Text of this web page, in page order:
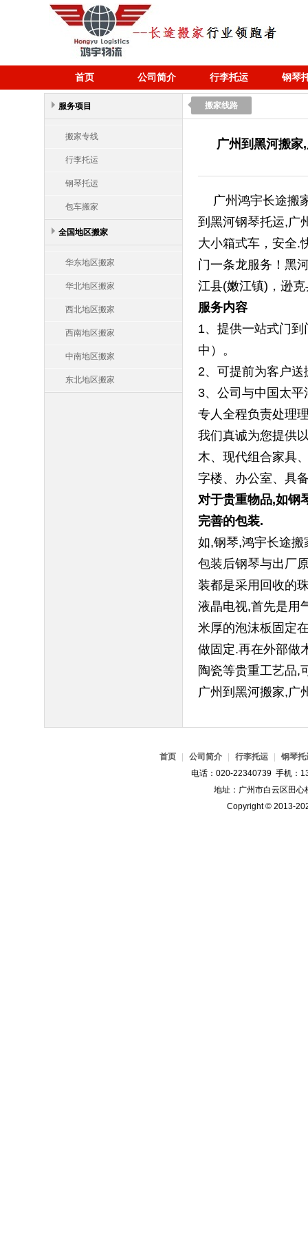
首页 公司简介 行李托运 钢琴
服务项目
搬家专线
行李托运
钢琴托运
包车搬家
全国地区搬家
华东地区搬家
华北地区搬家
西北地区搬家
西南地区搬家
中南地区搬家
东北地区搬家
搬家线路
广州到黑河搬家
广州鸿宇长途搬
到黑河钢琴托运,广
大小箱式车，安全.
门一条龙服务！黑
江县(嫩江镇)，逊
服务内容
1、提供一站式门
中）。
2、可提前为客户
3、公司与中国太
专人全程负责处理
我们真诚为您提供
木、现代组合家具
字楼、办公室、具
对于贵重物品,如钢
完善的包装.
如,钢琴,鸿宇长途
包装后钢琴与出厂
装都是采用回收的
液晶电视,首先是用
米厚的泡沫板固定
做固定.再在外部做
陶瓷等贵重工艺品,
广州到黑河搬家,广
首页 公司简介 行李托运
钢琴托
电话：020-22340739 手机：
地址：广州市白云区田
Copyright © 2013-